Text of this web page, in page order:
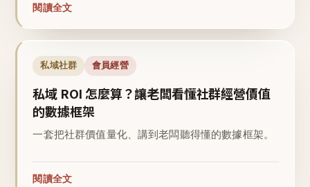
閱讀全文
私域社群 會員經營
私域 ROI 怎麼算？讓老闆看懂社群經營價值
的數據框架
一套把社群價值量化、講到老闆聽得懂的數據框架。
閱讀全文